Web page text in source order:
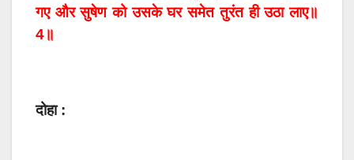
गए और सुषेण को उसके घर समेत तुरंत ही उठा लाए॥
4॥
दोहा :